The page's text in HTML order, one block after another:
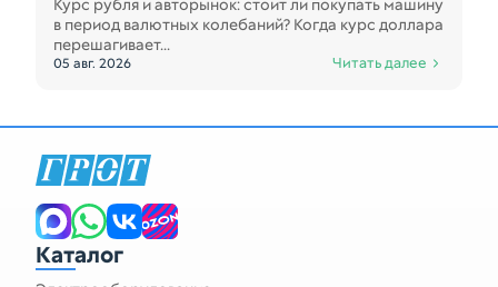
Курс рубля и авторынок: стоит ли покупать машину
в период валютных колебаний? Когда курс доллара
перешагивает...
05 авг. 2026 Читать далее
Каталог